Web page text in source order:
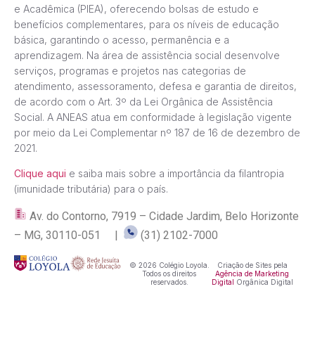
e Acadêmica (PIEA), oferecendo bolsas de estudo e
benefícios complementares, para os níveis de educação
básica, garantindo o acesso, permanência e a
aprendizagem. Na área de assistência social desenvolve
serviços, programas e projetos nas categorias de
atendimento, assessoramento, defesa e garantia de direitos,
de acordo com o Art. 3º da Lei Orgânica de Assistência
Social. A ANEAS atua em conformidade à legislação vigente
por meio da Lei Complementar nº 187 de 16 de dezembro de
2021.
Clique aqui e saiba mais sobre a importância da filantropia
(imunidade tributária) para o país.
Av. do Contorno, 7919 – Cidade Jardim, Belo Horizonte
– MG, 30110-051 |
(31) 2102-7000
© 2026 Colégio Loyola.
Todos os direitos
reservados.
Criação de Sites pela
Agência de Marketing
Digital Orgânica Digital